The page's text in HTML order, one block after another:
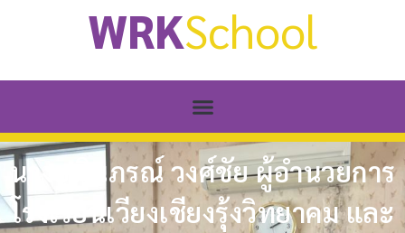
WRKSchool
นางยุพินภรณ์ วงศ์ชัย ผู้อำนวยการ
โรงเรียนเวียงเชียงรุ้งวิทยาคม และ